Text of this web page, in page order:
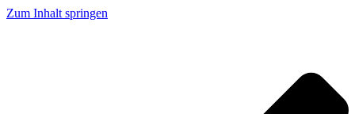
Zum Inhalt springen